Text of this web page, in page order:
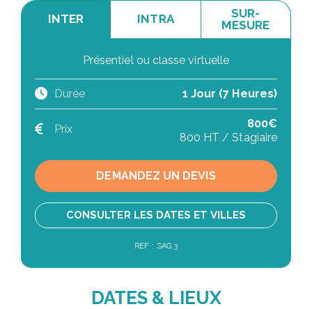
INTER INTRA
SUR-
MESURE
Présentiel ou classe virtuelle
Durée 1 Jour (7 Heures)
Prix
800€
800 HT / Stagiaire
DEMANDEZ UN DEVIS
CONSULTER LES DATES ET VILLES
REF : SAG.3
DATES & LIEUX